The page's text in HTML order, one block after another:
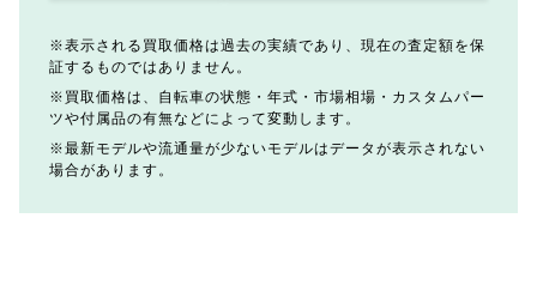
表示される買取価格は過去の実績であり、現在の査定額を保
証するものではありません。
買取価格は、自転車の状態・年式・市場相場・カスタムパー
ツや付属品の有無などによって変動します。
最新モデルや流通量が少ないモデルはデータが表示されない
場合があります。